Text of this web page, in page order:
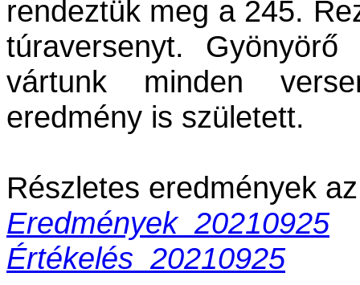
rendeztük meg a 245.
túraversenyt.
vártunk minden
eredmény is született.
Részletes eredmények
Eredmények_20210925
Értékelés_20210925